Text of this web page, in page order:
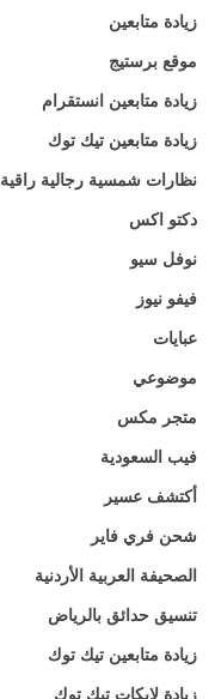
زيادة متابعين
موقع برستيج
زيادة متابعين انستقرام
زيادة متابعين تيك توك
نظارات شمسية رجالية راقية
دكتو اكس
نوفل سيو
فيفو نيوز
عبايات
موضوعي
متجر مكس
فيب السعودية
أكتشف عسير
شحن فري فاير
الصحيفة العربية الأردنية
تنسيق حدائق بالرياض
زيادة متابعين تيك توك
زيادة لايكات تيك توك